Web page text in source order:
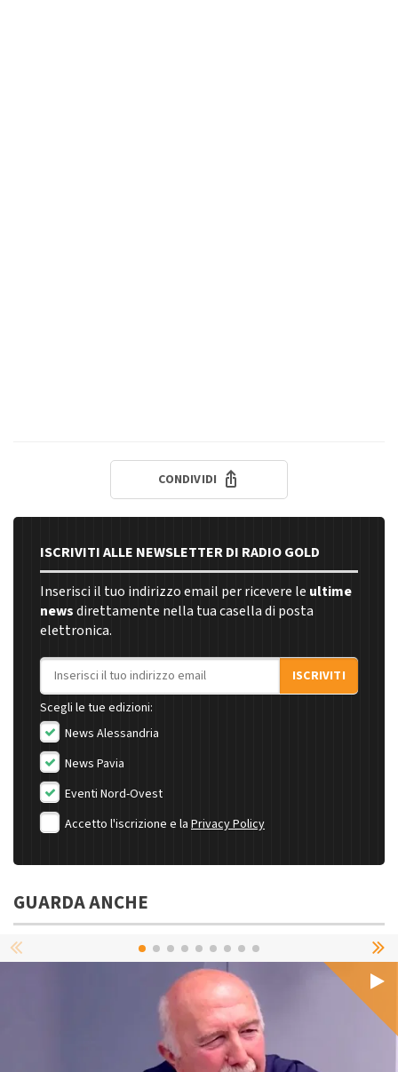
CONDIVIDI
ISCRIVITI ALLE NEWSLETTER DI RADIO GOLD
Inserisci il tuo indirizzo email per ricevere le ultime
newsdirettamente nella tua casella di posta
elettronica.
Indirizzo email
ISCRIVITI
Scegli le tue edizioni:
News Alessandria
News Pavia
Eventi Nord-Ovest
Accetto l'iscrizione e la Privacy Policy
GUARDA ANCHE